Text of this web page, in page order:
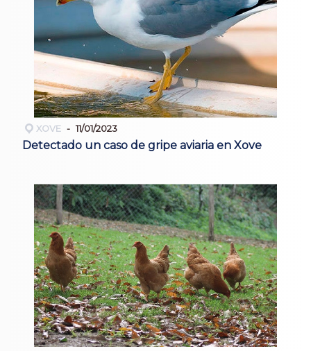
XOVE 11/01/2023
Detectado un caso de gripe aviaria en Xove